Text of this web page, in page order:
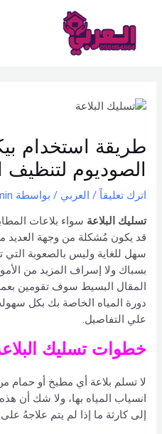
المحتوى
طريقة استخدام
الصوديوم لتنظيف
اترك تعليقاً / العربي / بواسطة
تسليك البلاعة سواء بلاعات
قد يكون مُشكلة من وجهة العديد
سهل للغاية وليس بالصعوبة التي
بسباك ولا إسراف المزيد من
المقال البسيط سوف تقومين
دورة المياه الخاصة بك بكل
علي التفاصيل.
خطوات تسليك
لا تسلم بلاعة أي مطبخ أو حمام
انسياب المياه بها، ولا شك أن
إلى كارثة ما إذا لم يتم علاجهُ
navigation